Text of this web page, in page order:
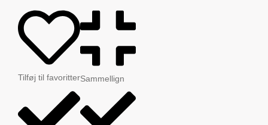
Tilføj til favoritterSammellign